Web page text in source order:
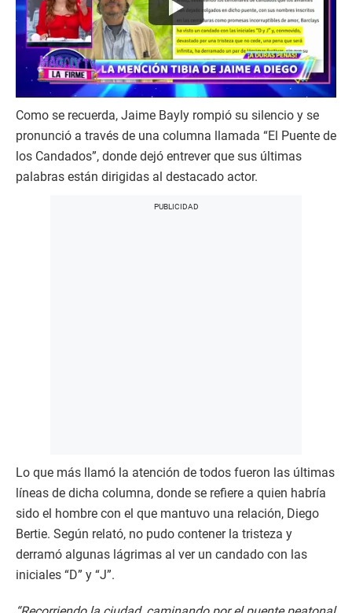
Como se recuerda, Jaime Bayly rompió su silencio y se
pronunció a través de una columna llamada “El Puente de
los Candados”, donde dejó entrever que sus últimas
palabras están dirigidas al destacado actor.
Lo que más llamó la atención de todos fueron las últimas
líneas de dicha columna, donde se refiere a quien habría
sido el hombre con el que mantuvo una relación, Diego
Bertie. Según relató, no pudo contener la tristeza y
derramó algunas lágrimas al ver un candado con las
iniciales “D” y “J”.